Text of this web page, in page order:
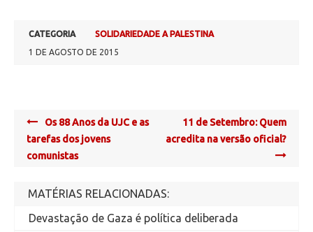
CATEGORIA
SOLIDARIEDADE A PALESTINA
1 DE AGOSTO DE 2015
Post
navigation
Os 88 Anos da UJC e as
tarefas dos jovens
comunistas
11 de Setembro: Quem
acredita na versão oficial?
MATÉRIAS RELACIONADAS:
Devastação de Gaza é política deliberada